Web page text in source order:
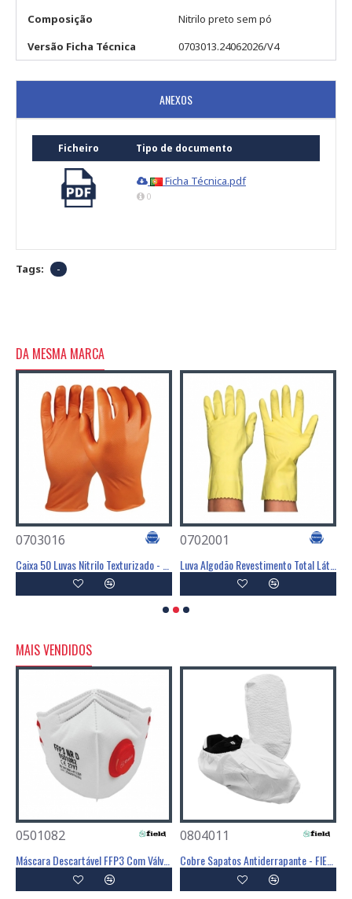
Composição
Nitrilo preto sem pó
Versão Ficha Técnica
0703013.24062026/V4
ANEXOS
Ficheiro Tipo de documento
Ficha Técnica.pdf
0
Tags: -
DA MESMA MARCA
0703016 0702001
MAIS VENDIDOS
0501082 0804011